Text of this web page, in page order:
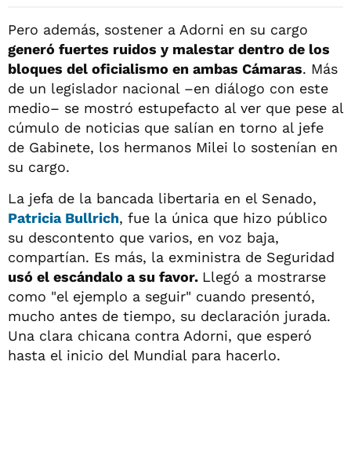
Pero además, sostener a Adorni en su cargo
generó fuertes ruidos y malestar dentro de los
bloques del oficialismo en ambas Cámaras. Más
de un legislador nacional –en diálogo con este
medio– se mostró estupefacto al ver que pese al
cúmulo de noticias que salían en torno al jefe
de Gabinete, los hermanos Milei lo sostenían en
su cargo.
La jefa de la bancada libertaria en el Senado,
Patricia Bullrich, fue la única que hizo público
su descontento que varios, en voz baja,
compartían. Es más, la exministra de Seguridad
usó el escándalo a su favor. Llegó a mostrarse
como "el ejemplo a seguir" cuando presentó,
mucho antes de tiempo, su declaración jurada.
Una clara chicana contra Adorni, que esperó
hasta el inicio del Mundial para hacerlo.